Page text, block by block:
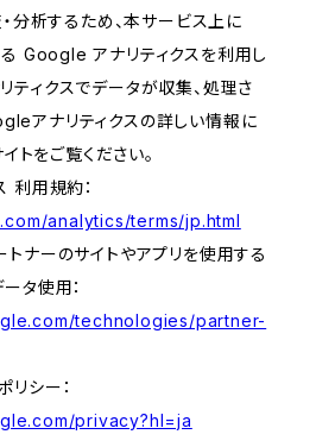
分析するため、本サービス上に
Google アナリティクスを利用し
ティクスでデータが収集、処理さ
アナリティクスの詳しい情報に
トをご覧ください。
利用規約：
analytics/terms/jp.html
ナーのサイトやアプリを使用する
タ使用：
technologies/partner-
シー：
privacy?hl=ja